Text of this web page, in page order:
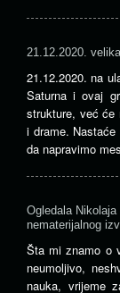
21.12.2020.
21.12.2020. na
Saturna i ovaj
strukture, već će
i drame.
da napravimo
Ogledala
nematerijalnog
Šta mi znamo o
neumoljivo,
nauka, vrijeme